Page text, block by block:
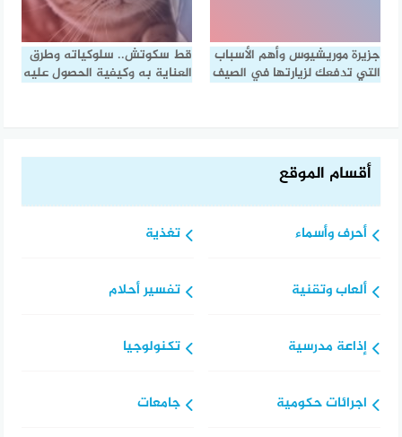
جزيرة موريشيوس وأهم الأسباب
التي تدفعك لزيارتها في الصيف
قط سكوتش.. سلوكياته وطرق
العناية به وكيفية الحصول عليه
أقسام الموقع
أحرف وأسماء
ألعاب وتقنية
إذاعة مدرسية
اجرائات حكومية
تغذية
تفسير أحلام
تكنولوجيا
جامعات